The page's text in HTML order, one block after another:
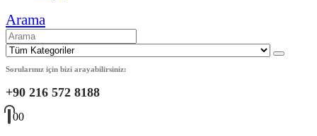
Arama
Sorularınız için bizi arayabilirsiniz:
+90 216 572 8188
00